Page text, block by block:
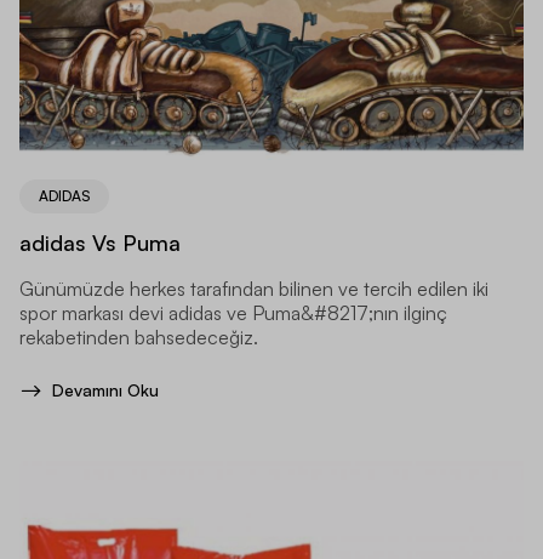
ADIDAS
adidas Vs Puma
Günümüzde herkes tarafından bilinen ve tercih edilen iki
spor markası devi adidas ve Puma&#8217;nın ilginç
rekabetinden bahsedeceğiz.
Devamını Oku